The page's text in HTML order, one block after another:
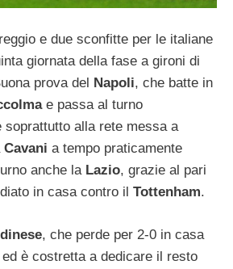
e due sconfitte per le italiane
giornata della fase a gironi di
prova del Napoli, che batte in
e passa al turno
alla rete messa a
Cavani a tempo praticamente
anche la Lazio, grazie al pari
in casa contro il Tottenham.
, che perde per 2-0 in casa
ed è costretta a dedicare il resto